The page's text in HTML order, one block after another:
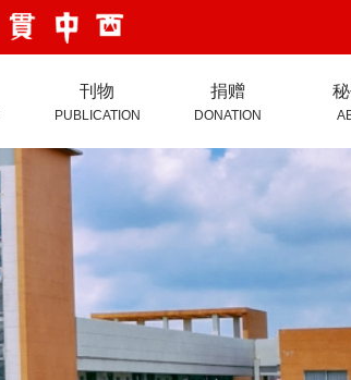
刊物
PUBLICATION
捐赠
DONATION